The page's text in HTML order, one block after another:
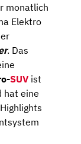
monatlich
Elektro
. Das
SUV ist
hat eine